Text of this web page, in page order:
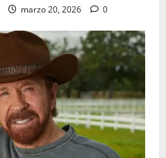
marzo 20, 2026 0